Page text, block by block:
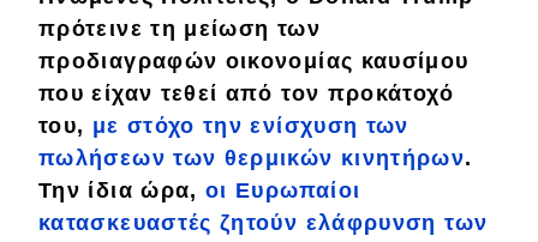
Main navigation
Επικαιρότητα
Νέα μοντέλα
Πρωτότυπα
Ελλάδα
Κόσμος
πρότεινε τη μείωση των
προδιαγραφών οικονομίας καυσίμου
που είχαν τεθεί από τον προκάτοχό
του, με στόχο την ενίσχυση των
πωλήσεων των θερμικών κινητήρων.
Την ίδια ώρα,οι Ευρωπαίοι
κατασκευαστές ζητούν ελάφρυνση των